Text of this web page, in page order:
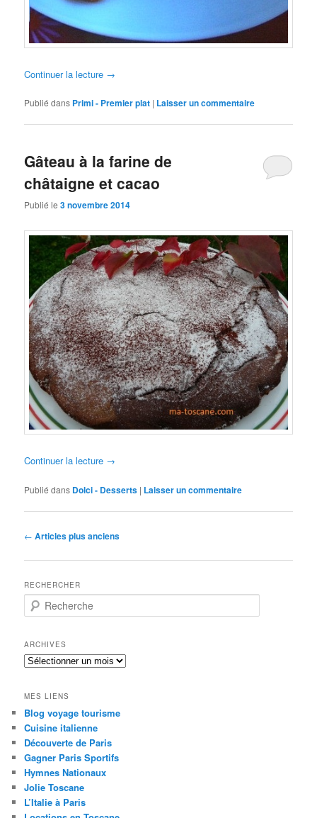
Continuer la lecture →
Publié dans Primi - Premier plat | Laisser un commentaire
Gâteau à la farine de
châtaigne et cacao
Publié le3 novembre 2014
Continuer la lecture →
Publié dans Dolci - Desserts | Laisser un commentaire
Navigation
articles
← Articles plus anciens
RECHERCHER
e
h
e
r
h
e
ARCHIVES
A
h
i
v
e
s
MES LIENS
Blog voyage tourisme
Cuisine italienne
Découverte de Paris
Gagner Paris Sportifs
Hymnes Nationaux
Jolie Toscane
L’Italie à Paris